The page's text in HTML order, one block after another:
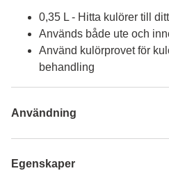
0,35 L - Hitta kulörer till
Används både ute och
Använd kulörprovet för
behandling
Användning
Egenskaper